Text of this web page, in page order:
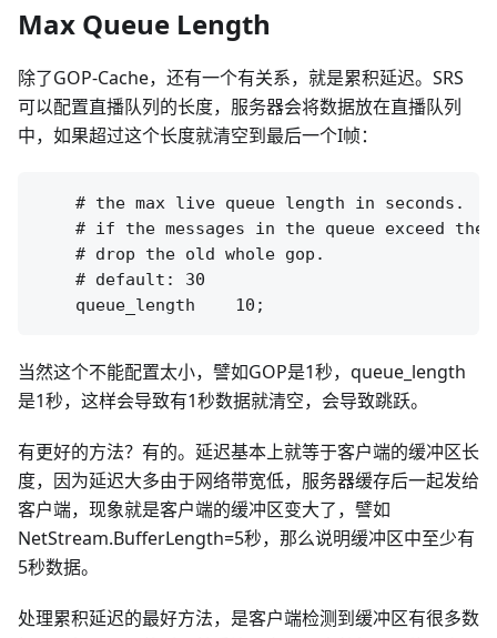
Max Queue Length
除了GOP-Cache，还有一个有关系，就是累积延迟。SRS
可以配置直播队列的长度，服务器会将数据放在直播队列
中，如果超过这个长度就清空到最后一个I帧：
    # the max live queue length in seconds.
# if the messages in the queue exceed
    # drop the old whole gop.
    # default: 30
当然这个不能配置太小，譬如GOP是1秒，queue_length
是1秒，这样会导致有1秒数据就清空，会导致跳跃。
有更好的方法？有的。延迟基本上就等于客户端的缓冲区长
度，因为延迟大多由于网络带宽低，服务器缓存后一起发给
客户端，现象就是客户端的缓冲区变大了，譬如
NetStream.BufferLength=5秒，那么说明缓冲区中至少有
5秒数据。
处理累积延迟的最好方法，是客户端检测到缓冲区有很多数